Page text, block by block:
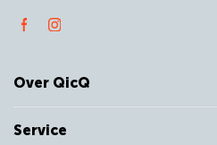
Over QicQ
Service